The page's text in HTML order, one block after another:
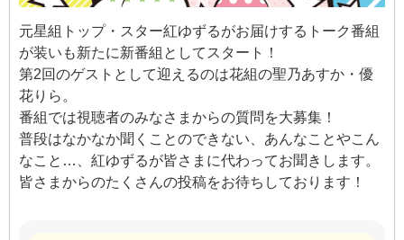
元星組トップ・スター紅ゆずるがお届けするトーク番組
が装いも新たに新番組としてスタート！
第2回のゲストとして迎えるのは花組の聖乃あすか・優
花りら。
番組では視聴者のみなさまからの質問を大募集！
普段はなかなか聞くことのできない、あんなことやこん
なこと…、紅ゆずるが皆さまに代わってお聞きします。
皆さまからのたくさんの投稿をお待ちしております！